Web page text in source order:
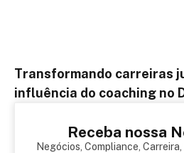
Transformando carreiras
influência do coaching no
Receba nossa
Negócios, Compliance,